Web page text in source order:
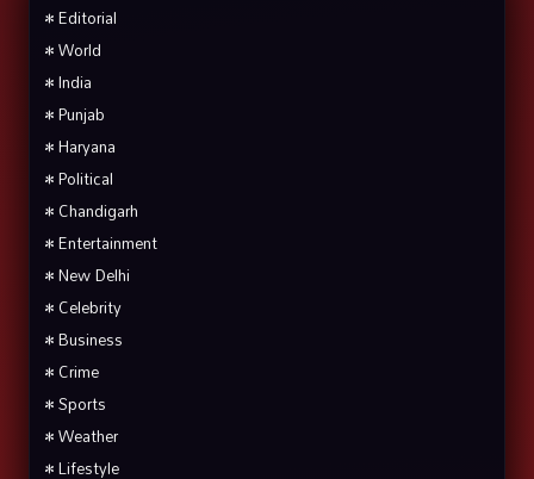
• Editorial
• World
• India
• Punjab
• Haryana
• Political
• Chandigarh
• Entertainment
• New Delhi
• Celebrity
• Business
• Crime
• Sports
• Weather
• Lifestyle